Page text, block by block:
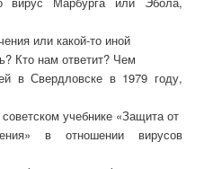
или какой-то иной
Кто нам ответит? Чем
в Свердловске в 1979 году,
учебнике «Защита от
в отношении вирусов